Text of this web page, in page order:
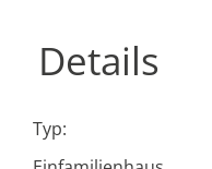
Details
Typ: